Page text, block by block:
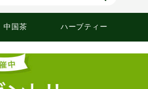
中国茶 ハーブティー